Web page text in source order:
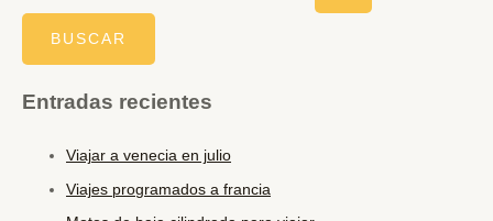
Entradas recientes
Viajar a venecia en julio
Viajes programados a francia